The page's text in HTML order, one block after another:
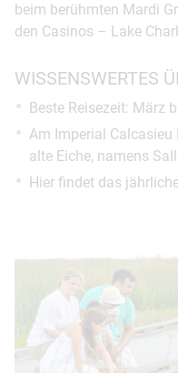
beim berühmten Mardi
den Casinos – Lake
WISSENSWERTES
Beste Reisezeit: März
Am Imperial
alte Eiche, namens
Hier findet das